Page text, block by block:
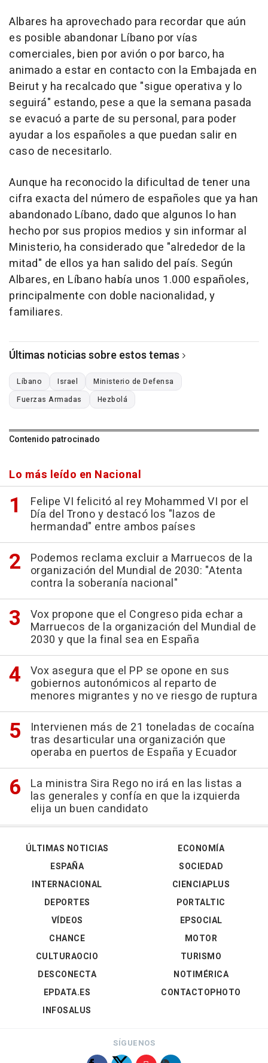
Albares ha aprovechado para recordar que aún
es posible abandonar Líbano por vías
comerciales, bien por avión o por barco, ha
animado a estar en contacto con la Embajada en
Beirut y ha recalcado que "sigue operativa y lo
seguirá" estando, pese a que la semana pasada
se evacuó a parte de su personal, para poder
ayudar a los españoles a que puedan salir en
caso de necesitarlo.
Aunque ha reconocido la dificultad de tener una
cifra exacta del número de españoles que ya han
abandonado Líbano, dado que algunos lo han
hecho por sus propios medios y sin informar al
Ministerio, ha considerado que "alrededor de la
mitad" de ellos ya han salido del país. Según
Albares, en Líbano había unos 1.000 españoles,
principalmente con doble nacionalidad, y
familiares.
Últimas noticias sobre estos temas
Líbano Israel
Ministerio de Defensa
Fuerzas Armadas
Hezbolá
Contenido patrocinado
Lo más leído en Nacional
Felipe VI felicitó al rey Mohammed VI por el
Día del Trono y destacó los "lazos de
hermandad" entre ambos países
Podemos reclama excluir a Marruecos de la
organización del Mundial de 2030: "Atenta
contra la soberanía nacional"
Vox propone que el Congreso pida echar a
Marruecos de la organización del Mundial de
2030 y que la final sea en España
Vox asegura que el PP se opone en sus
gobiernos autonómicos al reparto de
menores migrantes y no ve riesgo de ruptura
Intervienen más de 21 toneladas de cocaína
tras desarticular una organización que
operaba en puertos de España y Ecuador
La ministra Sira Rego no irá en las listas a
las generales y confía en que la izquierda
elija un buen candidato
ÚLTIMAS NOTICIAS
ESPAÑA
INTERNACIONAL
DEPORTES
VÍDEOS
ECONOMÍA
SOCIEDAD
CIENCIAPLUS
PORTALTIC
EPSOCIAL
CHANCE
CULTURAOCIO
DESCONECTA
EPDATA.ES
INFOSALUS
MOTOR
TURISMO
NOTIMÉRICA
CONTACTOPHOTO
SÍGUENOS